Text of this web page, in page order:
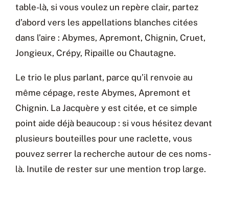
table-là, si vous voulez un repère clair, partez
d’abord vers les appellations blanches citées
dans l’aire : Abymes, Apremont, Chignin, Cruet,
Jongieux, Crépy, Ripaille ou Chautagne.
Le trio le plus parlant, parce qu’il renvoie au
même cépage, reste Abymes, Apremont et
Chignin. La Jacquère y est citée, et ce simple
point aide déjà beaucoup : si vous hésitez devant
plusieurs bouteilles pour une raclette, vous
pouvez serrer la recherche autour de ces noms-
là. Inutile de rester sur une mention trop large.